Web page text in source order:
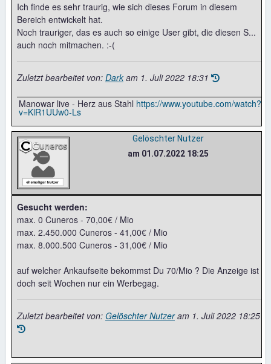
Ich finde es sehr traurig, wie sich dieses Forum in diesem
Bereich entwickelt hat.
Noch trauriger, das es auch so einige User gibt, die diesen S...
auch noch mitmachen. :-(
Zuletzt bearbeitet von: Dark am 1. Juli 2022 18:31
Manowar live - Herz aus Stahl https://www.youtube.com/watch?
v=KlR1UUw0-Ls
Gelöschter Nutzer
am 01.07.2022 18:25
Gesucht werden:
max. 0 Cuneros - 70,00€ / Mio
max. 2.450.000 Cuneros - 41,00€ / Mio
max. 8.000.500 Cuneros - 31,00€ / Mio
auf welcher Ankaufseite bekommst Du 70/Mio ? Die Anzeige ist
doch seit Wochen nur ein Werbegag.
Zuletzt bearbeitet von: Gelöschter Nutzeram 1. Juli 2022 18:25